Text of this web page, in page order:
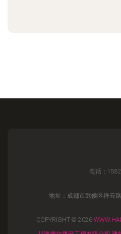
电话：
地址：成都市武侯区祥云
COPYRIGHT © 2026